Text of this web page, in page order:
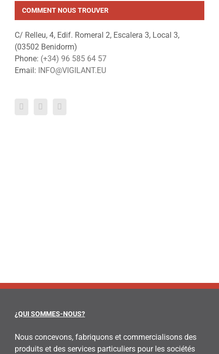
COMMENT NOUS TROUVER
C/ Relleu, 4, Edif. Romeral 2, Escalera 3, Local 3,
(03502 Benidorm)
Phone: (+34) 96 585 64 57
Email: INFO@VIGILANT.EU
¿QUI SOMMES-NOUS?
Nous concevons, fabriquons et commercialisons des
produits et des services particuliers pour les sociétés